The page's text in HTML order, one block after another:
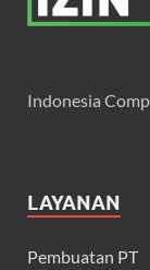
Indonesia
LAYANAN
Pembuatan PT